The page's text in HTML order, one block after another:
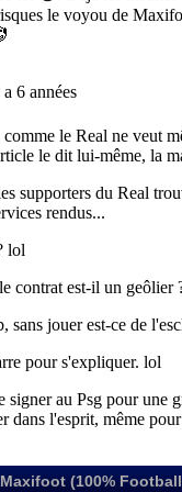
Maxifoot (100%